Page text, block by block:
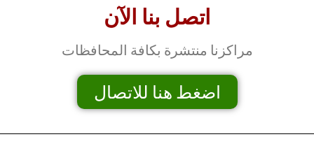
اتصل بنا الآن
مراكزنا منتشرة بكافة المحافظات
اضغط هنا للاتصال